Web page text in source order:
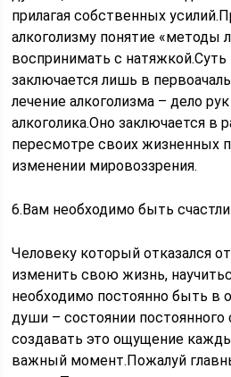
прилагая собственных
алкоголизму понятие «методы
воспринимать с натяжкой.Суть
заключается лишь в
лечение алкоголизма – дело
алкоголика.Оно заключается в
пересмотре своих жизненных
изменении мировоззрения.
6.Вам необходимо быть
Человеку который отказался от
изменить свою жизнь,
необходимо постоянно быть в
души – состоянии постоянного
создавать это ощущение
важный момент.Пожалуй